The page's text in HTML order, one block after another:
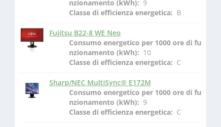
nzionamento (kWh): 9
Classe di efficienza energetica: B
Fujitsu B22-8 WE Neo
Consumo energetico per 1000 ore di fu
nzionamento (kWh): 10
Classe di efficienza energetica: C
Sharp/NEC MultiSync® E172M
Consumo energetico per 1000 ore di fu
nzionamento (kWh): 9
Classe di efficienza energetica: C